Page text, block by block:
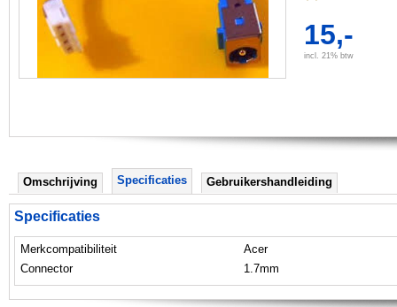
15,-
incl. 21% btw
Omschrijving Specificaties Gebruikershandleiding
Specificaties
Merkcompatibiliteit
Acer
Connector
1.7mm